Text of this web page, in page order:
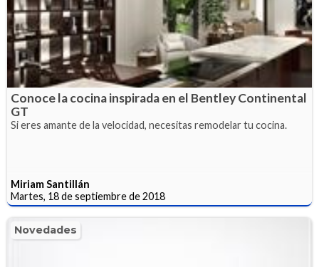
Conoce la cocina inspirada en el Bentley Continental
GT
Si eres amante de la velocidad, necesitas remodelar tu cocina.
Miriam Santillán
Martes, 18 de septiembre de 2018
Novedades